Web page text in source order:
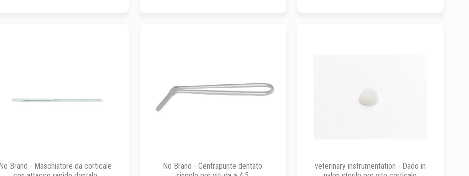
No Brand - Maschiatore da corticale
No Brand - Centrapunte dentato
veterinary instrumentation - Dado in